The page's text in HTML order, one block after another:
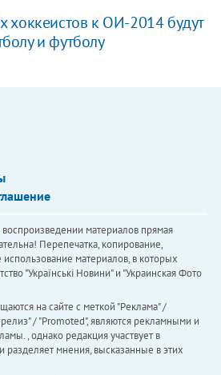
хоккеистов к ОИ-2014 будут
и футболу
материалов прямая
Перепечатка, копирование,
материалов, в которых
"Українськi Новини" и "Украинская Фото
на сайте с меткой "Реклама" /
/ "Promoted", являются рекламными и
, однако редакция участвует в
разделяет мнения, высказанные в этих